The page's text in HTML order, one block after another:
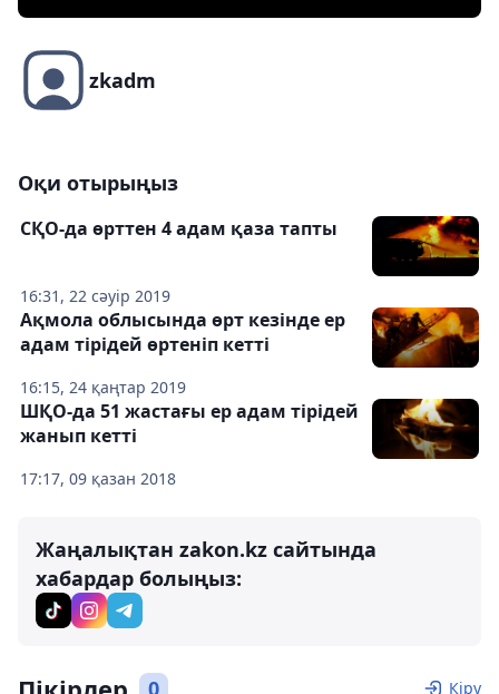
zkadm
Оқи отырыңыз
16:31, 22 сәуір 2019
СҚО-да өрттен 4 адам қаза тапты
16:15, 24 қаңтар 2019
Ақмола облысында өрт кезінде ер
адам тірідей өртеніп кетті
17:17, 09 қазан 2018
ШҚО-да 51 жастағы ер адам тірідей
жанып кетті
Жаңалықтан zakon.kz сайтында
хабардар болыңыз:
0 Кіру